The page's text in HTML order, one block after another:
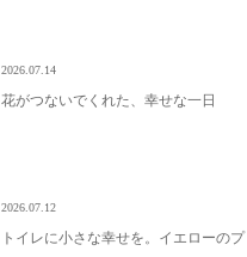
2026.07.14
花がつないでくれた、幸せな一日
2026.07.12
トイレに小さな幸せを。イエローのプ